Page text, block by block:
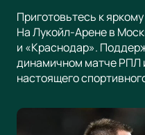
Приготовьтесь к
На Лукойл-Арене в
и «Краснодар».
динамичном матче РПЛ
настоящего